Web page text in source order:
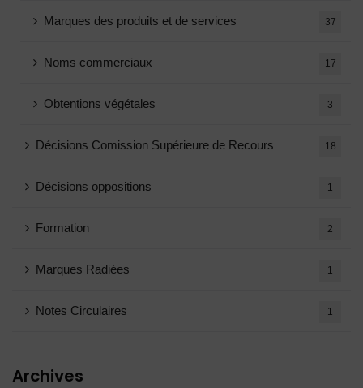
Marques des produits et de services 37
Noms commerciaux 17
Obtentions végétales 3
Décisions Comission Supérieure de Recours 18
Décisions oppositions 1
Formation 2
Marques Radiées 1
Notes Circulaires 1
Archives